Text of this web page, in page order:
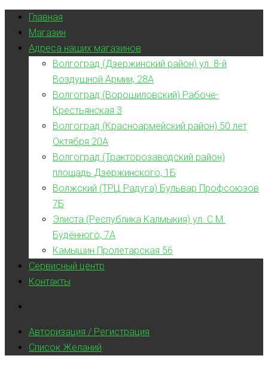
Главная
Магазин
Адреса наших магазинов
Волгоград (Дзержинский район) ул. 8-й
Воздушной Армии, 28А
Волгоград (Ворошиловский) Рабоче-
Крестьянская 3
Волгоград (Красноармейский район) 50 лет
Октября 20А
Волгоград (Тракторозаводский район)
площадь Дзержинского, 1Б
Волжский (ТРЦ Радуга) Бульвар Профсоюзов
7Б
Элиста (Республика Калмыкия) ул. С.М.
Будённого, 7А
Камышин Пролетарская 56
Сервисный центр
Контакты
Авторизация / Регистрация
Список Желаний